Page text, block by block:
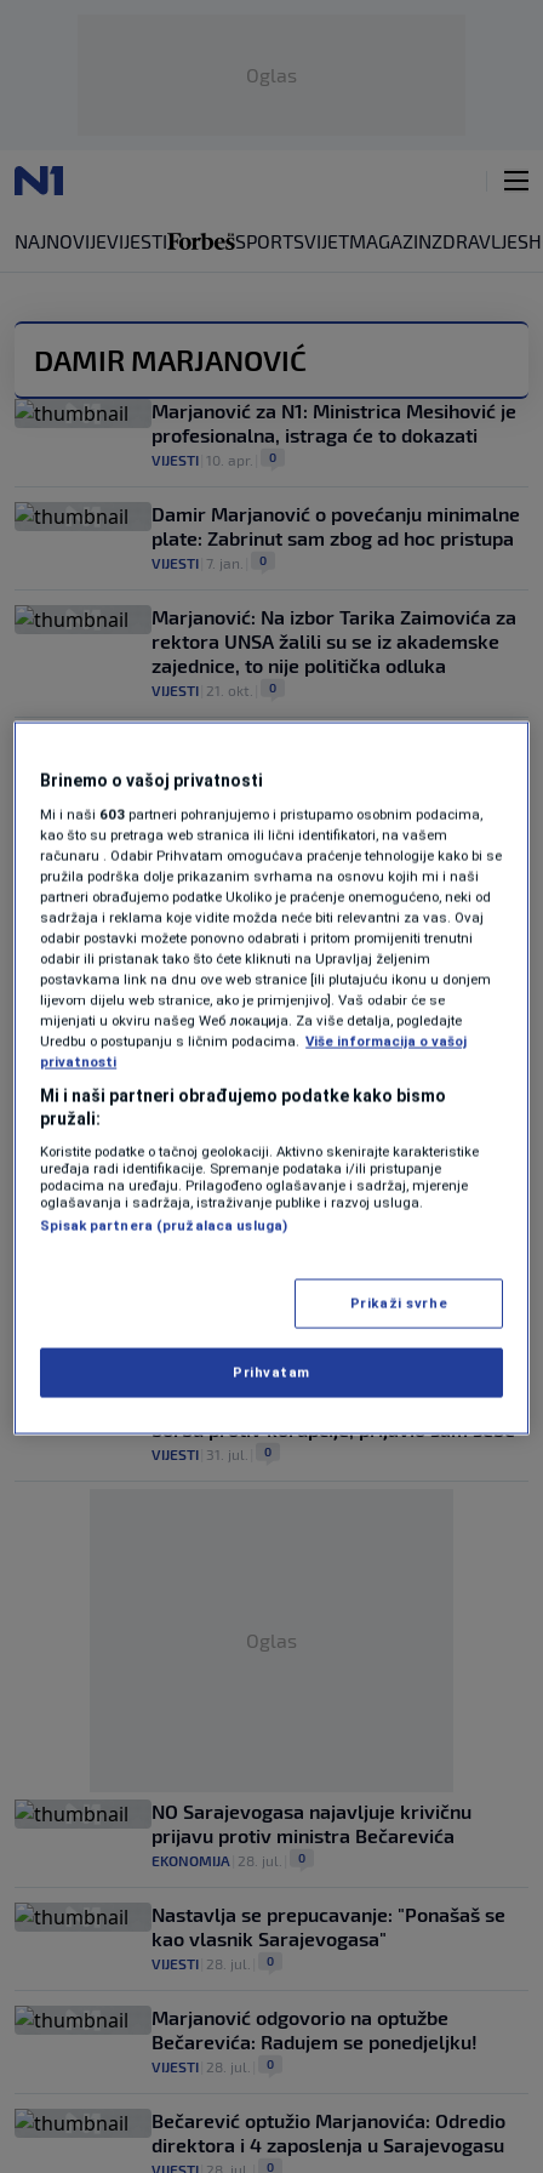
Oglas
NAJNOVIJEVIJESTI SPORTSVIJETMAGAZINZDRAVLJE
DAMIR MARJANOVIĆ
Marjanović za N1: Ministrica Mesihović je
profesionalna, istraga će to dokazati
VIJESTI 10. apr. 0
Damir Marjanović o povećanju minimalne
plate: Zabrinut sam zbog ad hoc pristupa
VIJESTI 7. jan. 0
Marjanović: Na izbor Tarika Zaimovića za
rektora UNSA žalili su se iz akademske
zajednice, to nije politička odluka
VIJESTI 21. okt. 0
Oglas
Damir Marjanović: Obrazovni sistem je
DAN UŽIVO|9. apr.| 0
Marjanović: Insistirali smo da u novom
programu Vlade KS budu inovacije koje
smo ponudili
DAN UŽIVO| 27. nov.|
"Nazire se kostur nove Vlade Kantona
Sarajevo": Šta znamo do sada - ko će gdje
DAN UŽIVO|12. sep.| 0
Marjanović za N1: Otišao sam u Ured za
borbu protiv korupcije, prijavio sam sebe
VIJESTI 31. jul. 0
Oglas
NO Sarajevogasa najavljuje krivičnu
prijavu protiv ministra Bečarevića
EKONOMIJA 28. jul. 0
Nastavlja se prepucavanje: "Ponašaš se
kao vlasnik Sarajevogasa"
VIJESTI 28. jul. 0
Marjanović odgovorio na optužbe
Bečarevića: Radujem se ponedjeljku!
VIJESTI 28. jul. 0
Bečarević optužio Marjanovića: Odredio
direktora i 4 zaposlenja u Sarajevogasu
VIJESTI 28. jul. 0
Brinemo o vašoj privatnosti
Mi i naši 603 partneri pohranjujemo i pristupamo osobnim podacima,
kao što su pretraga web stranica ili lični identifikatori, na vašem
računaru . Odabir Prihvatam omogućava praćenje tehnologije kako bi se
pružila podrška dolje prikazanim svrhama na osnovu kojih mi i naši
partneri obrađujemo podatke Ukoliko je praćenje onemogućeno, neki od
sadržaja i reklama koje vidite možda neće biti relevantni za vas. Ovaj
odabir postavki možete ponovno odabrati i pritom promijeniti trenutni
odabir ili pristanak tako što ćete kliknuti na Upravljaj željenim
postavkama link na dnu ove web stranice [ili plutajuću ikonu u donjem
lijevom dijelu web stranice, ako je primjenjivo]. Vaš odabir će se
mijenjati u okviru našeg Wеб локација. Za više detalja, pogledajte
Uredbu o postupanju s ličnim podacima. Više informacija o vašoj
privatnosti
Mi i naši partneri obrađujemo podatke kako bismo
pružali:
Koristite podatke o tačnoj geolokaciji. Aktivno skenirajte karakteristike
uređaja radi identifikacije. Spremanje podataka i/ili pristupanje
podacima na uređaju. Prilagođeno oglašavanje i sadržaj, mjerenje
oglašavanja i sadržaja, istraživanje publike i razvoj usluga.
Spisak partnera (pružalaca usluga)
Prikaži svrhe
Prihvatam